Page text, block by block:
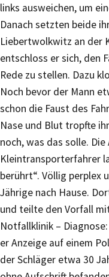
links ausweichen, um
Danach setzten beide
Liebertwolkwitz an der
entschloss er sich, den
Rede zu stellen. Dazu
Noch bevor der Mann
schon die Faust des
Nase und Blut tropfte
noch, was das solle.
Kleintransporterfahrer
berührt“. Völlig perplex
Jährige nach Hause.
und teilte den Vorfall
Notfallklinik –
er Anzeige auf einem
der Schläger etwa 30